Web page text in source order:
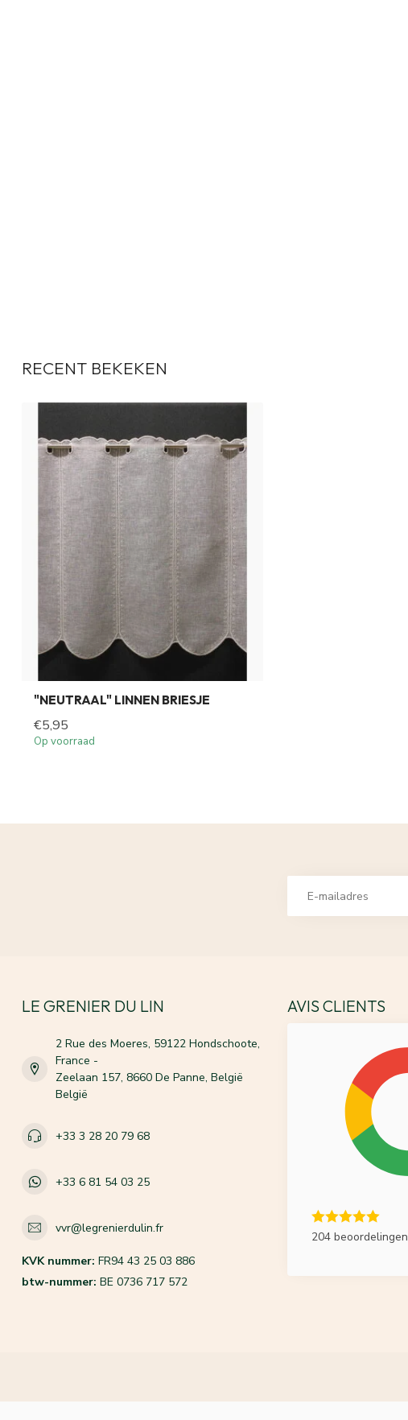
RECENT BEKEKEN
"NEUTRAAL" LINNEN BRIESJE
€5,95
Op voorraad
LE GRENIER DU LIN
2 Rue des Moeres, 59122 Hondschoote,
France -
Zeelaan 157, 8660 De Panne, België
België
+33 3 28 20 79 68
+33 6 81 54 03 25
vvr@legrenierdulin.fr
KVK nummer: FR94 43 25 03 886
btw-nummer: BE 0736 717 572
AVIS CLIENTS
204 beoordelingen